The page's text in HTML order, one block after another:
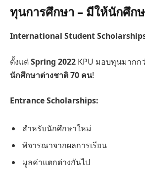
ทุนการศึกษา – มีให้นักศึก
International Student
ตั้งแต่Spring 2022 KPU มอบทุนมากก
นักศึกษาต่างชาติ 70 คน!
Entrance Scholarships:
สำหรับนักศึกษาใหม่
พิจารณาจากผลการเรียน
มูลค่าแตกต่างกันไป